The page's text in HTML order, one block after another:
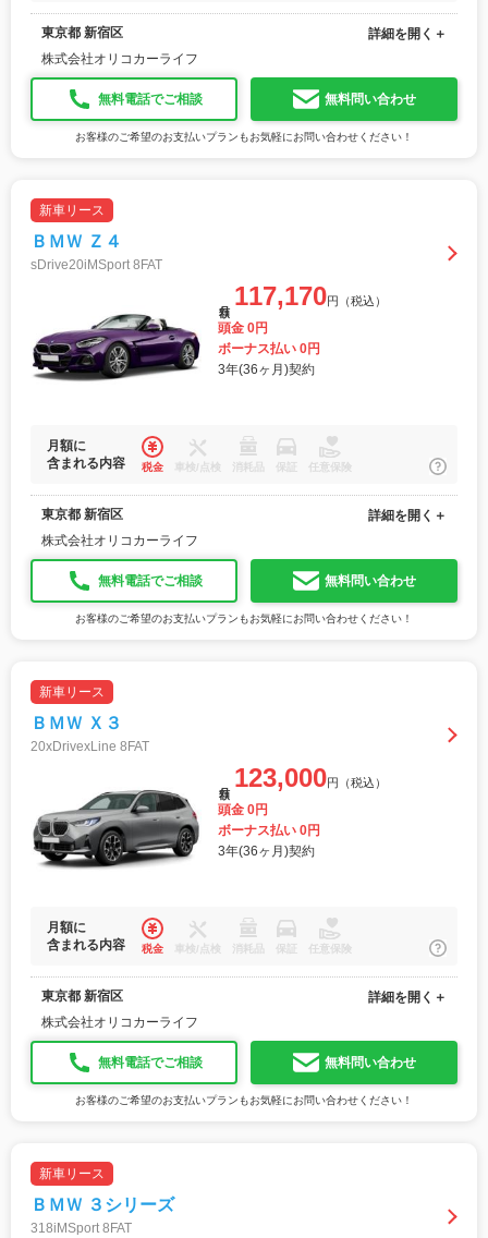
東京都 新宿区
株式会社オリコカーライフ
詳細を開く＋
無料電話でご相談 無料問い合わせ
お客様のご希望のお支払いプランもお気軽にお問い合わせください！
新車リース
ＢＭＷ Ｚ４
sDrive20iMSport 8FAT
117,170円（税込）
頭金 0円
ボーナス払い 0円
3年(36ヶ月)契約
月額に
含まれる内容
税金 車検/点検 消耗品 保証 任意保険
東京都 新宿区
株式会社オリコカーライフ
詳細を開く＋
無料電話でご相談 無料問い合わせ
お客様のご希望のお支払いプランもお気軽にお問い合わせください！
新車リース
ＢＭＷ Ｘ３
20xDrivexLine 8FAT
123,000円（税込）
頭金 0円
ボーナス払い 0円
3年(36ヶ月)契約
月額に
含まれる内容
税金 車検/点検 消耗品 保証 任意保険
東京都 新宿区
株式会社オリコカーライフ
詳細を開く＋
無料電話でご相談 無料問い合わせ
お客様のご希望のお支払いプランもお気軽にお問い合わせください！
新車リース
ＢＭＷ ３シリーズ
318iMSport 8FAT